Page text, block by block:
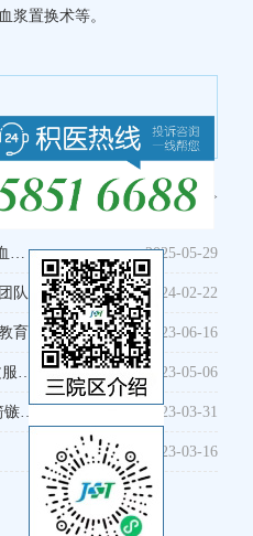
浆置换术等。
褚彬
职称：副主任医师
专业擅长：骨髓瘤，白血病，淋巴
详细介绍
更多>>
2025-05-29
…
2024-02-22
团队…
2023-06-16
教育…
2023-05-06
…
2023-03-31
镞…
2023-03-16